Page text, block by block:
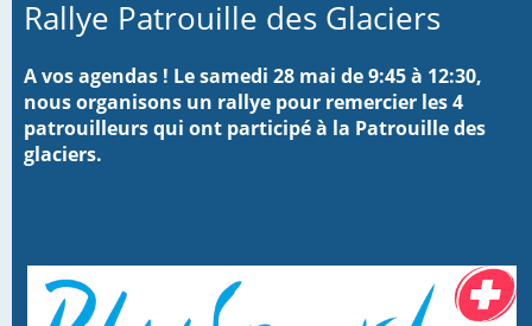
Rallye Patrouille des Glaciers
A vos agendas ! Le samedi 28 mai de 9:45 à 12:30,
nous organisons un rallye pour remercier les 4
patrouilleurs qui ont participé à la Patrouille des
glaciers.